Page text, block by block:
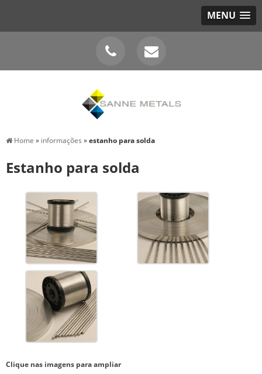
MENU
Home » informações »estanho para solda
Estanho para solda
Clique nas imagens para ampliar